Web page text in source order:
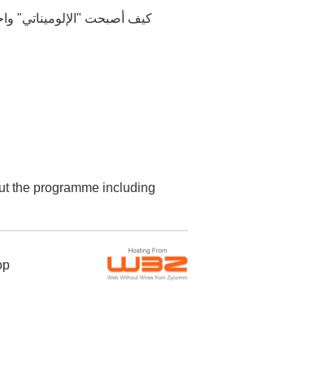
كيف أصبحت "الإلوميناتي"
the programme including